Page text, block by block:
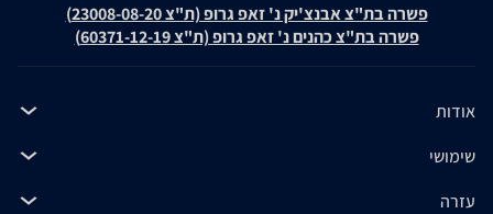
פשרה בת"צ אבנצ'יק נ' זאפ גרופ (ת"צ 23008-08-20)
פשרה בת"צ כהנים נ' זאפ גרופ (ת"צ 60371-12-19)
אודות
שימושי
עזרה